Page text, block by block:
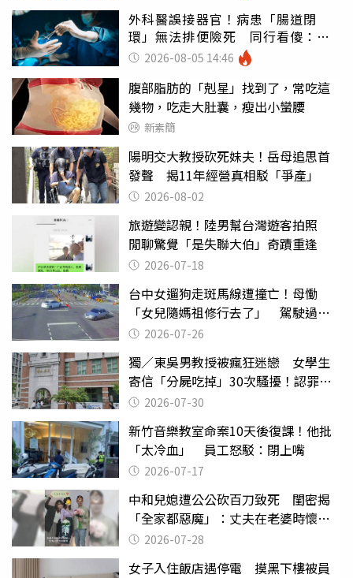
外科醫誤接器官！病患「腸道閉
環」無法排便險死 同行看傻：糟
糕至極
2026-08-05 14:46
腹部脂肪的「剋星」找到了，常吃這
幾物，吃走大肚囊，瘦出小蠻腰
新素簡
陽明交大教授砍死妹夫！岳母追思首
發聲 揭11年經營真相駁「爭產」
2026-08-02
旅遊變認親！陸男幫台灣遊客拍照
閒聊驚覺「是失聯大伯」奇蹟重逢
2026-07-18
台中女遛狗走斑馬線遭撞亡！母慟
「女兒隨媽祖修行去了」 駕駛過失
致死判9月
2026-07-26
獨／東吳男教授被瘋狂迷戀 女學生
寄信「分屍吃掉」30次騷擾！認罪免
關 2026-07-30
新竹音樂教室命案10天後復課！他批
「太冷血」 員工怒駁：閉上嘴
2026-07-17
中和兒媳遭公公砍百刀致死 閨密揭
「全家都惡魔」：丈夫在老婆時懷孕
摔東西
2026-07-28
女子入住飯店遇停電 摸黑下樓被員